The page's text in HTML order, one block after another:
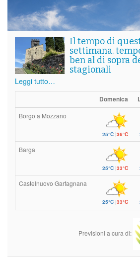
Il tempo di
settimana.
ben al di sopra
stagionali
Leggi tutto…
Domenica
Borgo a Mozzano
25°C|36°C
Barga
25°C|33°C
Castelnuovo Garfagnana
25°C|33°C
Previsioni a cura di: